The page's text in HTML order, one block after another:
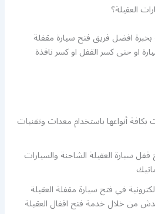
العقيلة؟
افضل فريق فتح سيارة مقفلة
او حتى كسر القفل او كسر نافذة
أنواعها باستخدام معدات وتقنيات
سيارة العقيلة الشاحنة والسيارات
في فتح سيارة مقفلة العقيلة
من خلال خدمة فتح اقفال العقيلة